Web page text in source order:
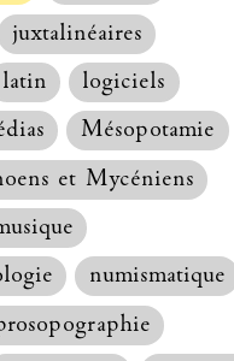
juxtalinéaires
latin
logiciels
Mésopotamie
et Mycéniens
numismatique